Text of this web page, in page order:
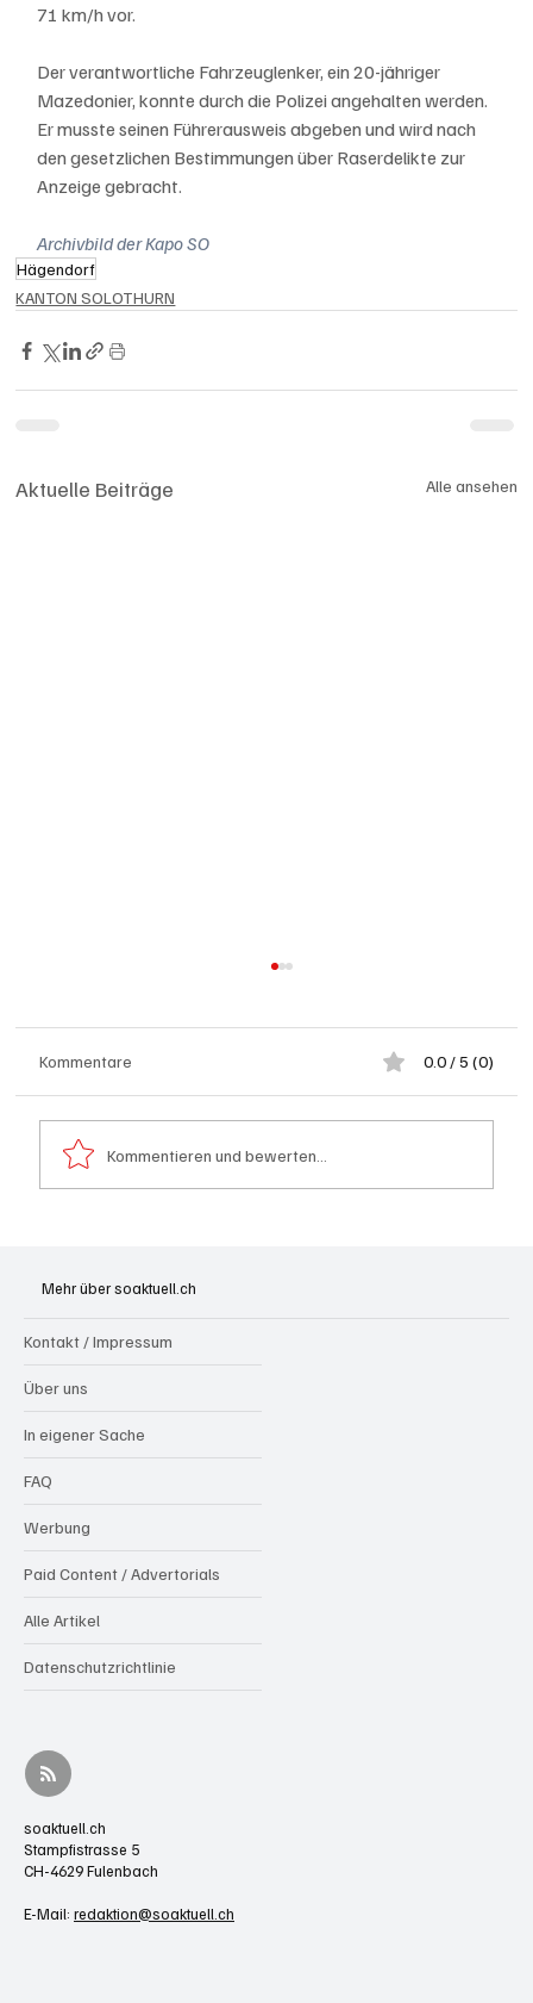
71 km/h vor.
Der verantwortliche Fahrzeuglenker, ein 20-jähriger
Mazedonier, konnte durch die Polizei angehalten werden.
Er musste seinen Führerausweis abgeben und wird nach
den gesetzlichen Bestimmungen über Raserdelikte zur
Anzeige gebracht.
Archivbild der Kapo SO
Hägendorf
KANTON SOLOTHURN
Aktuelle Beiträge Alle ansehen
Kommentare 0.0 / 5 (0)
Kommentieren und bewerten...
Mehr über soaktuell.ch
Kontakt / Impressum
Über uns
In eigener Sache
FAQ
Werbung
Paid Content / Advertorials
Alle Artikel
Datenschutzrichtlinie
soaktuell.ch
Stampfistrasse 5
CH-4629 Fulenbach
E-Mail: redaktion@soaktuell.ch